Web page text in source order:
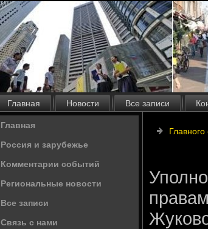
Главная Новости Все записи
Главная
Россия и зарубежье
Комментарии событий
Региональные новости
Все записи
Связь с нами